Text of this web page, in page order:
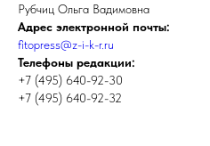
Рубчиц Ольга Вадимовна
Адрес электронной почты:
fitopress@z-i-k-r.ru
Телефоны редакции:
+7 (495) 640-92-30
+7 (495) 640-92-32